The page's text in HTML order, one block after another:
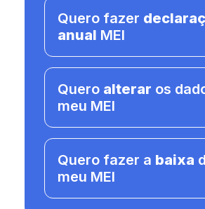
Quero fazer
anual MEI
Quero alterar os
meu MEI
Quero fazer a baixa
meu MEI